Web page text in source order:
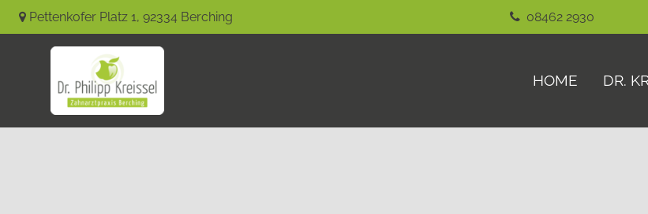
Pettenkofer Platz 1, 92334 Berching 08462 2930
HOME DR.